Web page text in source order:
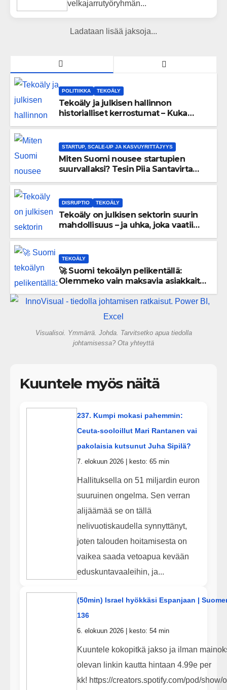
velkajarrutyöryhmän...
Ladataan lisää jaksoja...
POLITIIKKA TEKOÄLY
Tekoäly ja julkisen hallinnon
historialliset kerrostumat – Kuka
STARTUP, SCALE-UP JA KASVUYRITTÄJYYS
Miten Suomi nousee startupien
suurvallaksi? Tesin Piia Santavirta
DISRUPTIO TEKOÄLY
Tekoäly on julkisen sektorin suurin
mahdollisuus – ja uhka, joka vaatii
TEKOÄLY
🚀 Suomi tekoälyn pelikentällä:
Olemmeko vain maksavia asiakkaita
gigatehtaan?
Visualisoi. Ymmärrä. Johda. Tarvitsetko apua tiedolla
johtamisessa? Ota yhteyttä
Kuuntele myös näitä
237. Kumpi mokasi pahemmin:
Ceuta-sooloillut Mari Rantanen vai
pakolaisia kutsunut Juha Sipilä?
7. elokuun 2026 | kesto: 65 min
Hallituksella on 51 miljardin euron
suuruinen ongelma. Sen verran
alijäämää se on tällä
nelivuotiskaudella synnyttänyt,
joten talouden hoitamisesta on
vaikea saada vetoapua kevään
eduskuntavaaleihin, ja...
(50min) Israel hyökkäsi Espanjaan |
136
6. elokuun 2026 | kesto: 54 min
Kuuntele kokopitkä jakso ja ilman
olevan linkin kautta hintaan 4.99e per
kk! https://creators.spotify.com/pod/show/